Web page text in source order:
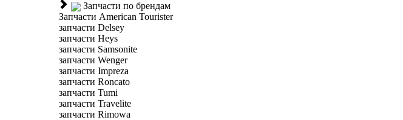
Запчасти по брендам
Запчасти American Tourister
запчасти Delsey
запчасти Heys
запчасти Samsonite
запчасти Wenger
запчасти Impreza
запчасти Roncato
запчасти Tumi
запчасти Travelite
запчасти Rimowa